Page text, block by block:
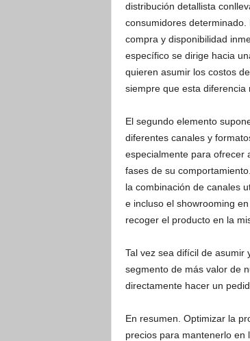
distribución detallista
consumidores
compra y disponibilidad
específico se dirige hacia
quieren asumir los costos
siempre que esta diferencia
El segundo elemento
diferentes canales y
especialmente para ofrecer
fases de su
la combinación de canales
e incluso el showrooming
recoger el producto en la
Tal vez sea difícil de asumir
segmento de más valor de
directamente hacer un
En resumen. Optimizar la
precios para mantenerlo en